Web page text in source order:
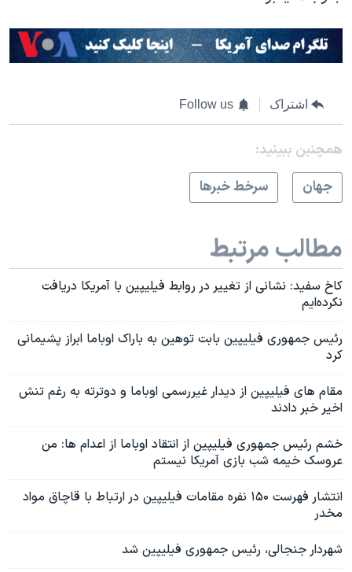
اشتراک Follow us
همچنبن ببینید:
جهان
سرخط خبرها
مطالب مرتبط
کاخ سفید: نشانی از تغییر در روابط فیلیپین با آمریکا دریافت
نکرده‌ایم
رئیس جمهوری فیلیپین بابت توهین به باراک اوباما ابراز پشیمانی
کرد
مقام های فیلیپین از دیدار غیررسمی اوباما و دوترته به رغم تنش
اخیر خبر دادند
خشم رئیس جمهوری فیلیپین از انتقاد اوباما از اعدام ها: من
عروسک خیمه شب بازی آمریکا نیستم
انتشار فهرست ۱۵۰ نفره مقامات فیلیپین در ارتباط با قاچاق مواد
مخدر
شهردار جنجالی، رئیس جمهوری فیلیپین شد